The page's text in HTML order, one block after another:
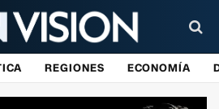
REGIONES ECONOMÍA